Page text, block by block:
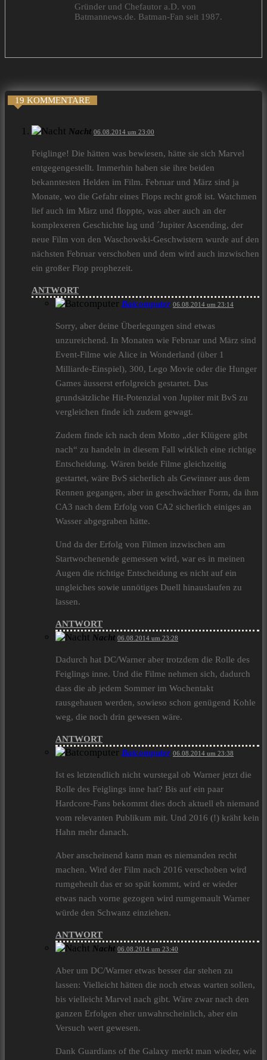
Gründer und Chefautor a.D. von
Batmannews.de. Batman-Fan seit 1987.
19 KOMMENTARE
Nacht 06.08.2014 um 23:00
Feiglinge! Die hätten was bewiesen, hätte sie sich Marvel
entgegengestellt. Immerhin haben sie ihre beiden
bekanntesten Helden im Film. Februar und März sind ja
Monate, wo die Gefahr eines Flops recht groß ist. Watchmen
lief auch im März und floppte, was aber auch an der
komplexeren Geschichte lag und ´Jupiter Ascending, der
neue Film von den Waschowski-Geschwistern wurde auf den
nächsten Februar verschoben und dem wird auch inzwischen
ein großer Flop prophezeit.
ANTWORT
Batcomputer 06.08.2014 um 23:14
Sorry, aber deine Überlegungen sind etwas
unzureichend. In Monaten wie Februar und März sind
Event-Filme wie Alice in Wonderland (über 1
Milliarde-Einspiel), 300, Lego Movie oder die Hunger
Games äusserst erfolgreich gestartet. Das
grundsätzliche Hit-Potenzial von Jupiter mit BvS zu
vergleichen finde ich zudem gewagt.
Zudem finde ich nach dem Motto „der Klügere gibt
nach“ zu handeln in diesem Fall wirklich eine richtige
Entscheidung. Wären beide Filme gleichzeitig
gestartet, wäre BvS sicherlich als Gewinner aus dem
Rennen gegangen, aber in geschwächter Form, da ihm
CA3 nach dem Erfolg von CA2 sicherlich einiges an
Wasser abgegraben hätte.
Und da der Erfolg von Filmen inzwischen am
Startwochenende gemessen wird, war es in meinen
Augen die richtige Entscheidung es nicht auf ein
ungleiches sowie unnötiges Duell hinauslaufen zu
lassen.
ANTWORT
Nacht 06.08.2014 um 23:28
Dadurch hat DC/Warner aber trotzdem die Rolle des
Feiglings inne. Und die Filme nehmen sich, dadurch
dass die ab jedem Sommer im Wochentakt
rausgehauen werden, sowieso schon genügend Kohle
weg, die noch drin gewesen wäre.
ANTWORT
Batcomputer 06.08.2014 um 23:38
Ist es letztendlich nicht wurstegal ob Warner jetzt die
Rolle des Feiglings inne hat? Bis auf ein paar
Hardcore-Fans bekommt dies doch aktuell eh niemand
vom relevanten Publikum mit. Und 2016 (!) kräht kein
Hahn mehr danach.
Aber anscheinend kann man es niemanden recht
machen. Wird der Film nach 2016 verschoben wird
rumgeheult das er so spät kommt, wird er wieder
etwas nach vorne gezogen wird rumgemault Warner
würde den Schwanz einziehen.
ANTWORT
Nacht 06.08.2014 um 23:40
Aber um DC/Warner etwas besser dar stehen zu
lassen: Vielleicht hätten die noch etwas warten sollen,
bis vielleicht Marvel nach gibt. Wäre zwar nach den
ganzen Erfolgen eher unwahrscheinlich, aber ein
Versuch wert gewesen.
Dank Guardians of the Galaxy merkt man wieder, wie